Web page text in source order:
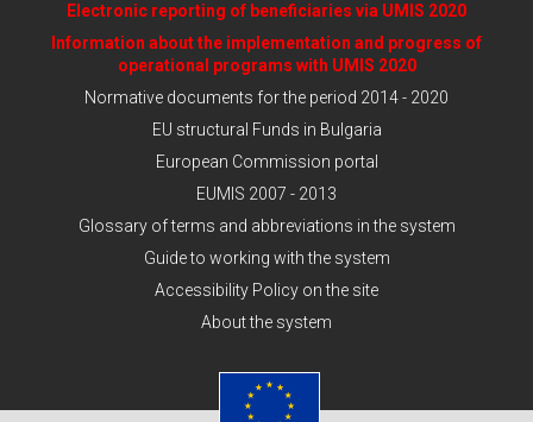
Electronic reporting of beneficiaries via UMIS 2020
Information about the implementation and progress of
operational programs with UMIS 2020
Normative documents for the period 2014 - 2020
EU structural Funds in Bulgaria
European Commission portal
EUMIS 2007 - 2013
Glossary of terms and abbreviations in the system
Guide to working with the system
Accessibility Policy on the site
About the system